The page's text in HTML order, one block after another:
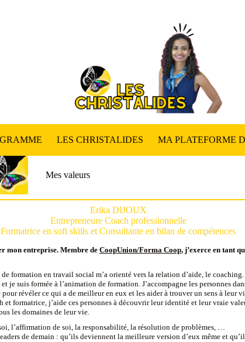
LES CHRISTALIDES MA PLATEFORME
Mes valeurs
Erika DIJOUX
Entrepreneure Coach professionnelle
Formatrice en soft skills et Consultante en bilan de compétences
mon entreprise. Membre de CoopUnion/Forma Coop, j’exerce en tant
formation en travail social m’a orienté vers la relation d’aide, le
et je suis formée à l’animation de formation. J’accompagne les personnes
révéler ce qui a de meilleur en eux et les aider à trouver un sens à leur
et formatrice, j’aide ces personnes à découvrir leur identité et leur vraie
les domaines de leur vie.
l’affirmation de soi, la responsabilité, la résolution de problèmes, …
de demain : qu’ils deviennent la meilleure version d’eux même et